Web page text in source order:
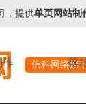
，提供单页网站制
信科网络旗
作 落